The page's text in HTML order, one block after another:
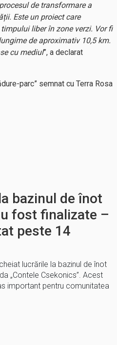
de transformare a
Este un proiect care
liber în zone verzi. Vor fi
de aproximativ 10,5 km.
cu mediul”, a declarat
parc” semnat cu Terra Rosa
bazinul de înot
fost finalizate –
peste 14
lucrările la bazinul de înot
„Contele Csekonics”. Acest
important pentru comunitatea